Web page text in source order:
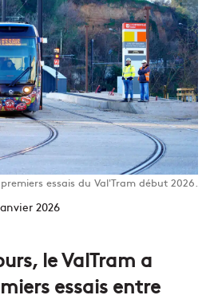
essais du Val'Tram début 2026.
2026
le ValTram a
essais entre